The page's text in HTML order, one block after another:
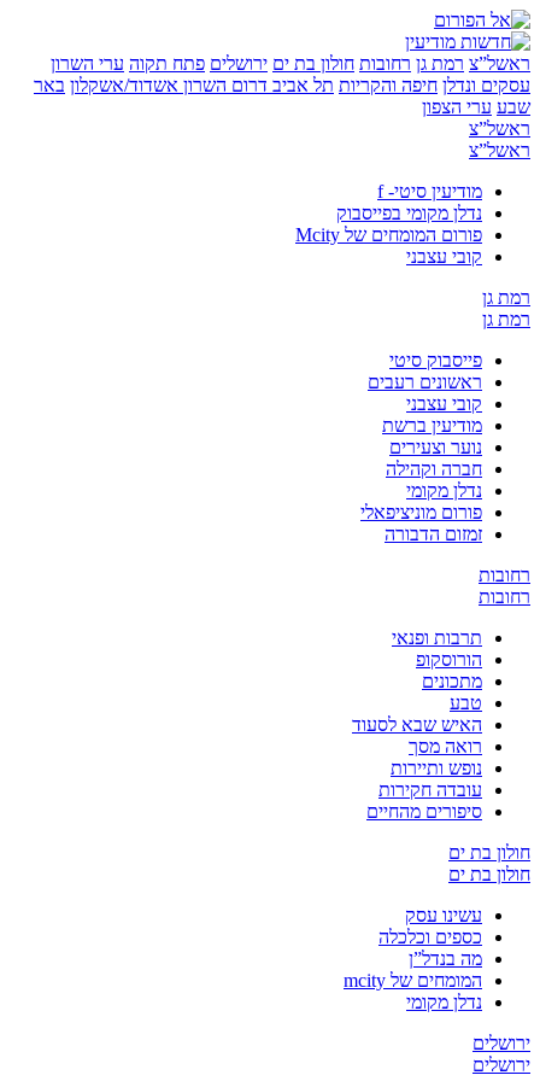
רמת גן רחובות חולון בת ים ירושלים פתח תקוה ערי השרון
ונדלן חיפה והקריות תל אביבדרום השרון אשדוד/אשקלון באר
ערי הצפון
מודיעין סיטי- f
נדלן מקומי בפייסבוק
פורום המומחים של Mcity
קובי עצבני
פייסבוק סיטי
ראשונים רעבים
קובי עצבני
מודיעין ברשת
נוער וצעירים
חברה וקהילה
נדלן מקומי
פורום מוניציפאלי
זמזום הדבורה
תרבות ופנאי
הורוסקופ
מתכונים
טבע
האיש שבא לסעוד
רואה מסך
נופש ותיירות
עובדה חקירות
סיפורים מהחיים
בת ים
בת ים
עשינו עסק
כספים וכלכלה
מה בנדל”ן
המומחים של mcity
נדלן מקומי